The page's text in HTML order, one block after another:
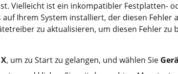
Vielleicht ist ein inkompatibler Festplatten-
Ihrem System installiert, der diesen Fehler
zu aktualisieren, um diesen Fehler zu
, um zu Start zu gelangen, und wählen Sie